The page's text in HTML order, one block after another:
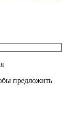
предложить